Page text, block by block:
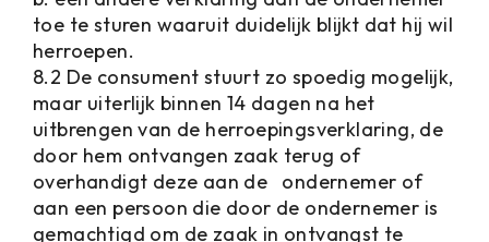
toe te sturen waaruit duidelijk blijkt dat hij wil
herroepen.
8.2 De consument stuurt zo spoedig mogelijk,
maar uiterlijk binnen 14 dagen na het
uitbrengen van de herroepingsverklaring, de
door hem ontvangen zaak terug of
overhandigt deze aan de ondernemer of
aan een persoon die door de ondernemer is
gemachtigd om de zaak in ontvangst te